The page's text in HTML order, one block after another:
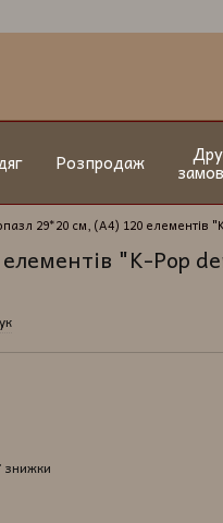
Розпродаж
29*20 см, (А4) 120 елементів
"K-Pop
знижки